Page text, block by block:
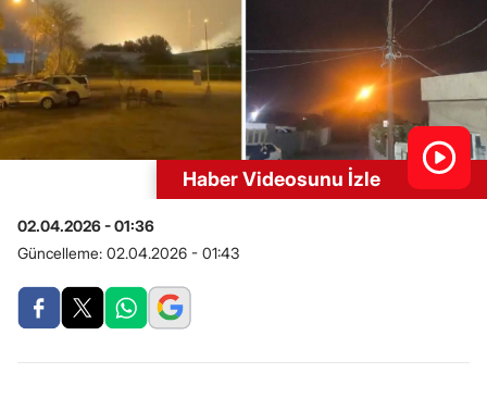
Haber Videosunu İzle
02.04.2026 - 01:36
Güncelleme: 02.04.2026 - 01:43